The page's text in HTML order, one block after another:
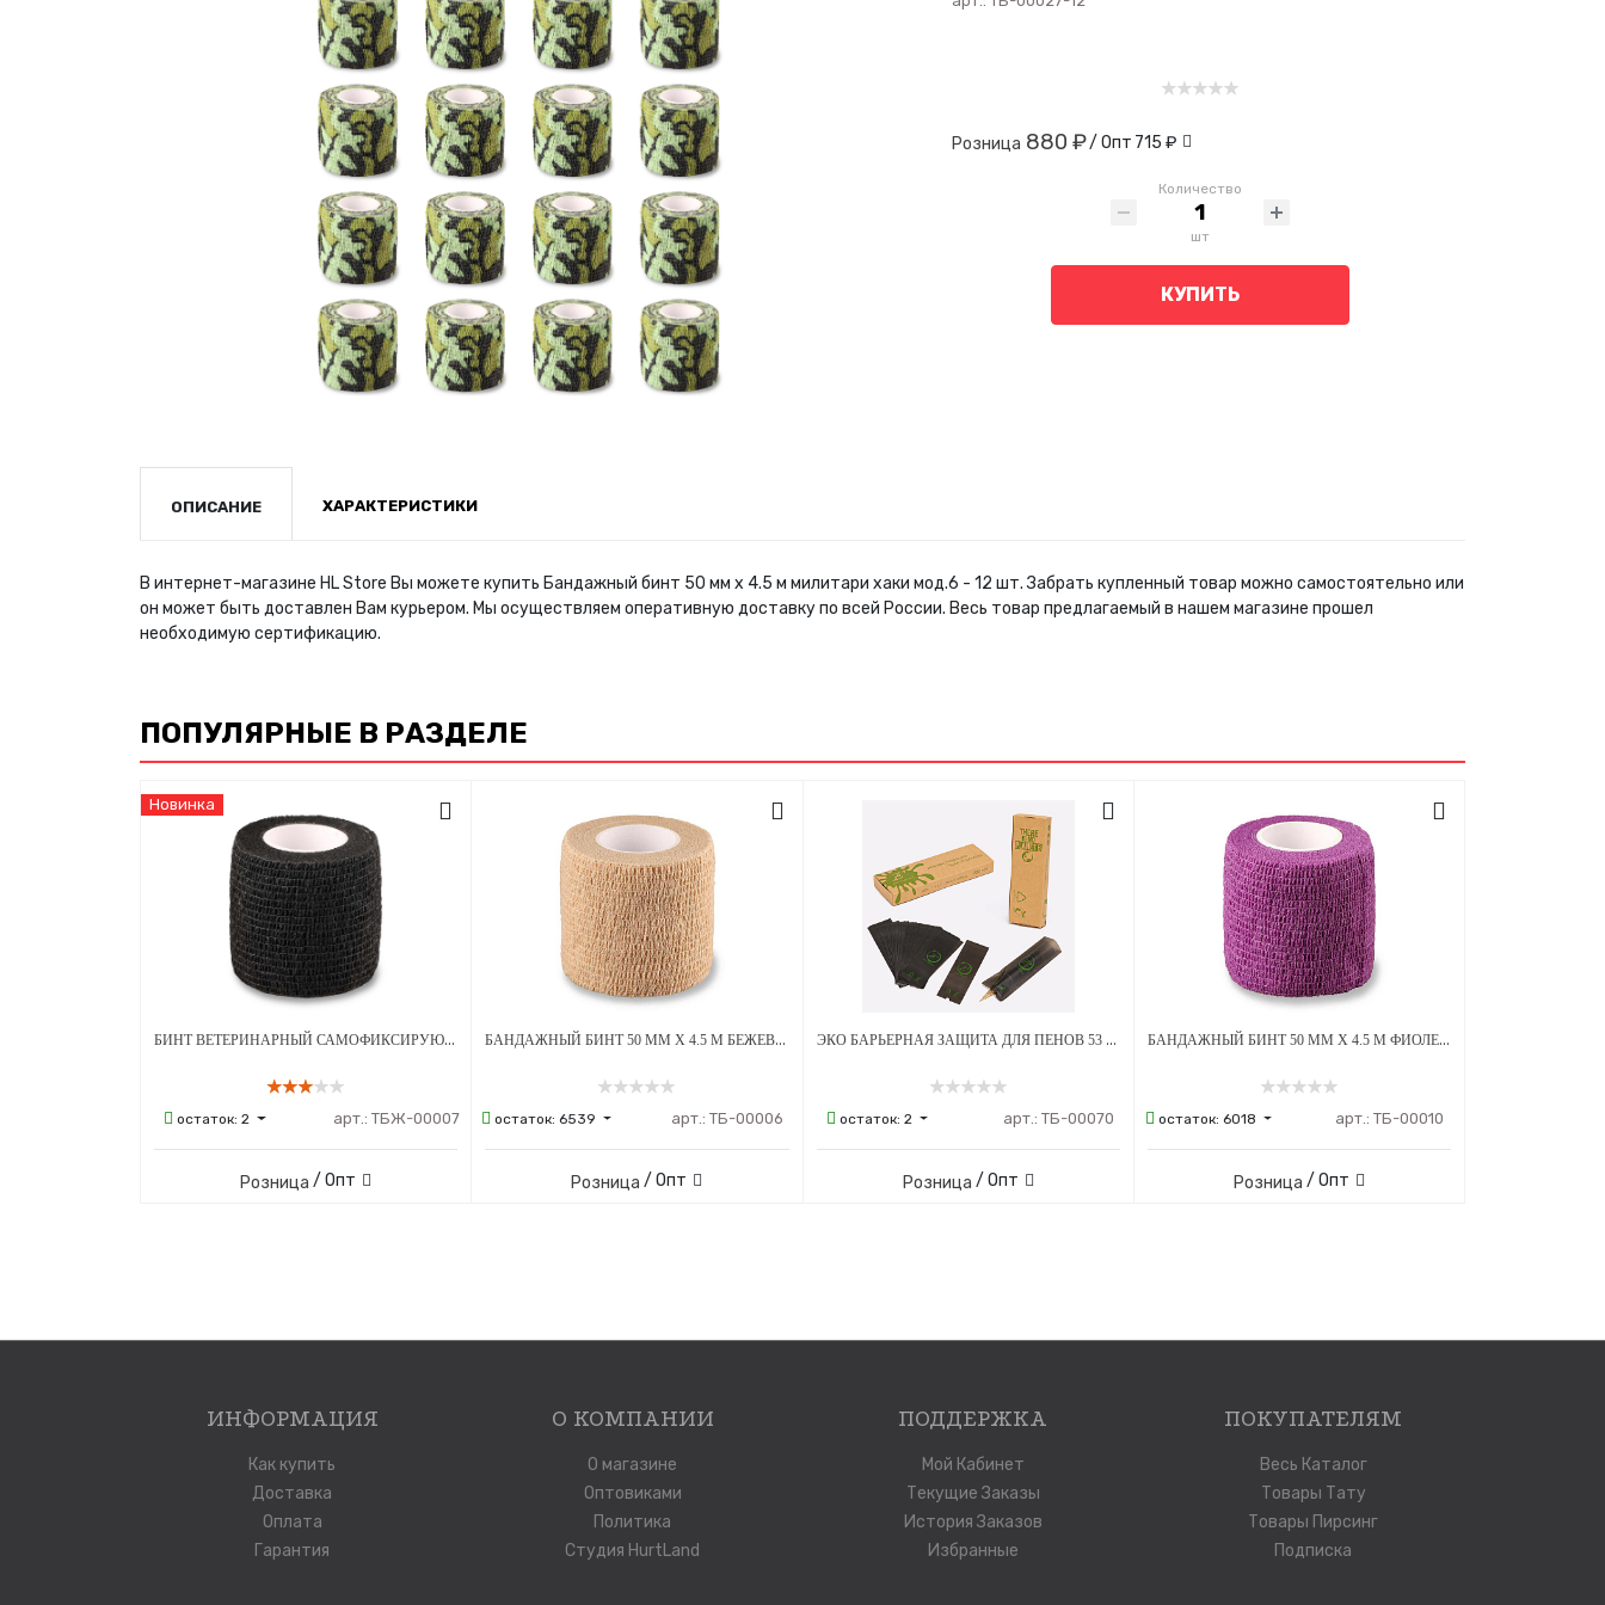
Розница 880 ₽/ Опт 715 ₽
Количество
шт
КУПИТЬ
ОПИСАНИЕ ХАРАКТЕРИСТИКИ
В интернет-магазине HL Store Вы можете купить Бандажный бинт 50 мм х 4.5 м милитари хаки мод.6 - 12 шт. Забрать купленный товар можно самостоятельно или
он может быть доставлен Вам курьером. Мы осуществляем оперативную доставку по всей России. Весь товар предлагаемый в нашем магазине прошел
необходимую сертификацию.
ПОПУЛЯРНЫЕ В РАЗДЕЛЕ
Новинка
БИНТ ВЕТЕРИНАРНЫЙ САМОФИКСИРУЮЩИЙСЯ ДЛЯ ЖИВОТНЫХ 50 ММ Х 4.5 М ЧЕРНЫЙ
остаток:2 арт.: ТБЖ-00007
Розница / Опт
БАНДАЖНЫЙ БИНТ 50 ММ Х 4.5 М БЕЖЕВЫЙ 1 ШТУКА
остаток: 6539 арт.: ТБ-00006
Розница / Опт
ЭКО БАРЬЕРНАЯ ЗАЩИТА ДЛЯ ПЕНОВ 53 Х 160 ММ - ЧЕРНАЯ
остаток: 2 арт.: ТБ-00070
Розница / Опт
БАНДАЖНЫЙ БИНТ 50 ММ Х 4.5 М ФИОЛЕТОВЫЙ 1 ШТУКА
остаток: 6018 арт.: ТБ-00010
Розница / Опт
ИНФОРМАЦИЯ
Как купить
Доставка
Оплата
Гарантия
О КОМПАНИИ
О магазине
Оптовиками
Политика
Студия HurtLand
ПОДДЕРЖКА
Мой Кабинет
Текущие Заказы
История Заказов
Избранные
ПОКУПАТЕЛЯМ
Весь Каталог
Товары Тату
Товары Пирсинг
Подписка